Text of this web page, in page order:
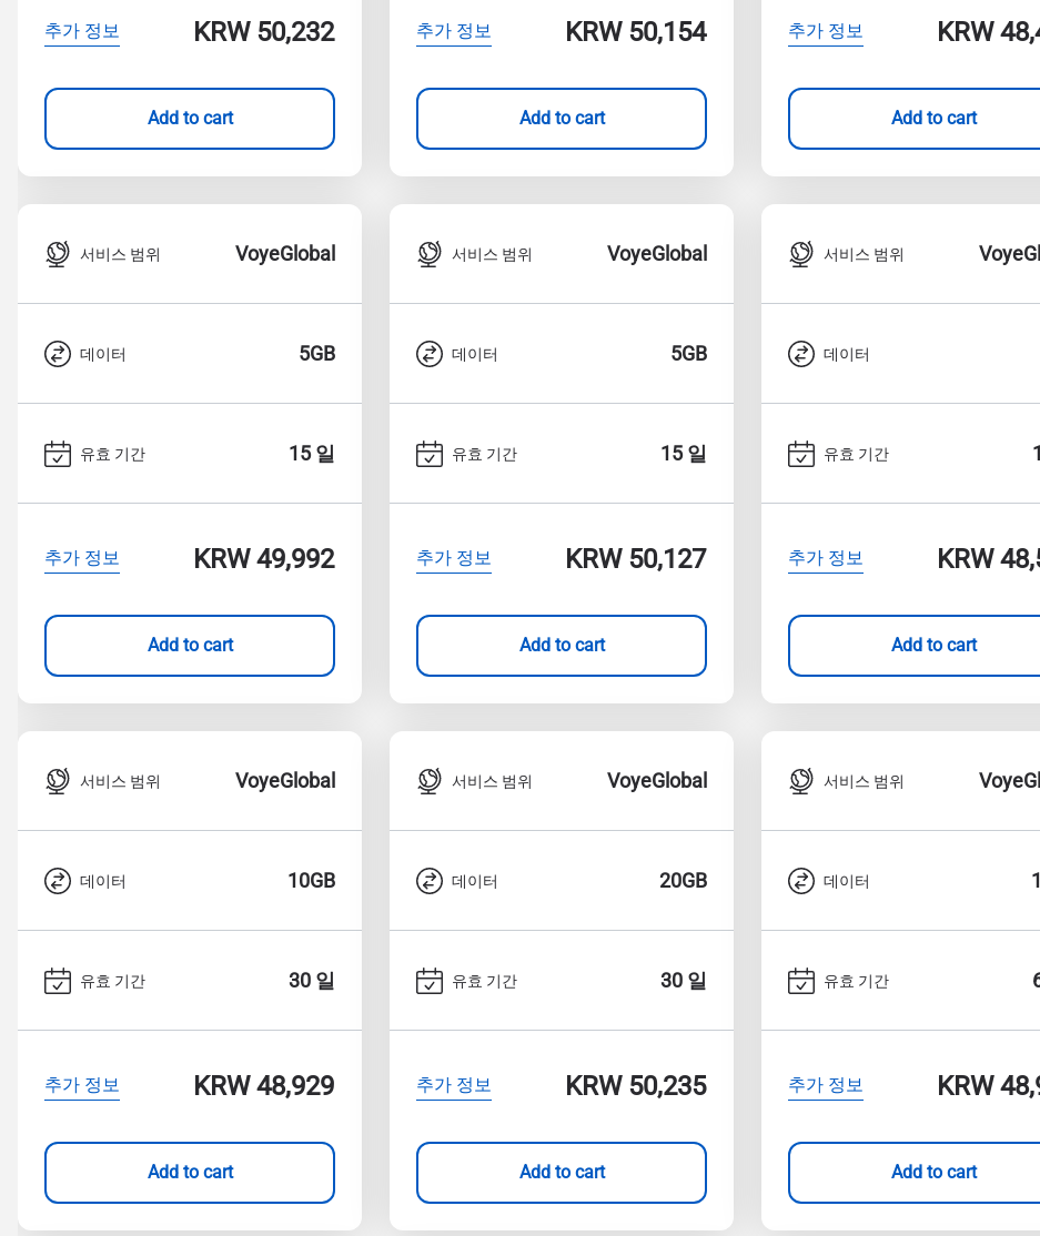
추가 정보 KRW 50,232
Add to cart
추가 정보 KRW 50,154
Add to cart
추가 정보 KRW
Add to cart
서비스 범위 VoyeGlobal
데이터 5GB
유효 기간 15 일
추가 정보 KRW 49,992
Add to cart
서비스 범위 VoyeGlobal
데이터 5GB
유효 기간 15 일
추가 정보 KRW 50,127
Add to cart
서비스 범위
데이터
유효 기간
추가 정보 KRW
Add to cart
서비스 범위 VoyeGlobal
데이터 10GB
유효 기간 30 일
추가 정보 KRW 48,929
Add to cart
서비스 범위 VoyeGlobal
데이터 20GB
유효 기간 30 일
추가 정보 KRW 50,235
Add to cart
서비스 범위
데이터
유효 기간
추가 정보 KRW
Add to cart
How do I get my eSim?
provide you with a QR code or activation details that you can scan or enter
in your device settings. Once activated, you can enjoy the benefits of eSIM
Deutsch 简体中文
繁體中文 עברית
Polski Português
српски
USD - 미국 달러
THB - 태국 밧 PHP - 필리핀 페소
AUD - 오스트레일리아 달러
CHF - 스위스 프랑 NZD - 뉴질랜드 달러
OTP 전송